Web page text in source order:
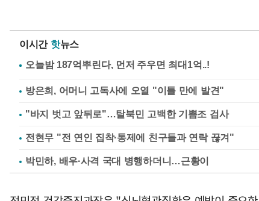
이시간 핫뉴스
방은희, 어머니 고독사에 오열 "이틀 만에 발견"
"바지 벗고 앞뒤로"…탈북민 고백한 기쁨조 검사
전현무 "전 연인 집착·통제에 친구들과 연락 끊겨"
박민하, 배우·사격 국대 병행하더니…근황이